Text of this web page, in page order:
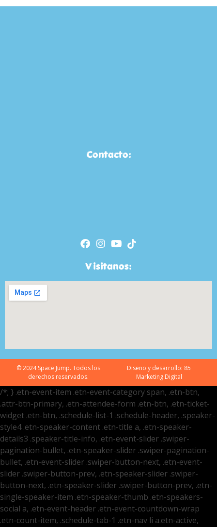
Contacto:
Visitanos:
© 2024 Space Jump. Todos los
derechos reservados.
Diseño y desarrollo: 85
Marketing Digital
/*; } .etn-event-item .etn-event-category span, .etn-btn,
.attr-btn-primary, .etn-attendee-form .etn-btn, .etn-ticket-
widget .etn-btn, .schedule-list-1 .schedule-header, .speaker-
style4 .etn-speaker-content .etn-title a, .etn-speaker-
details3 .speaker-title-info, .etn-event-slider .swiper-
pagination-bullet, .etn-speaker-slider .swiper-pagination-
bullet, .etn-event-slider .swiper-button-next, .etn-event-
slider .swiper-button-prev, .etn-speaker-slider .swiper-
button-next, .etn-speaker-slider .swiper-button-prev, .etn-
single-speaker-item .etn-speaker-thumb .etn-speakers-
social a, .etn-event-header .etn-event-countdown-wrap
.etn-count-item, .schedule-tab-1 .etn-nav li a.etn-active,